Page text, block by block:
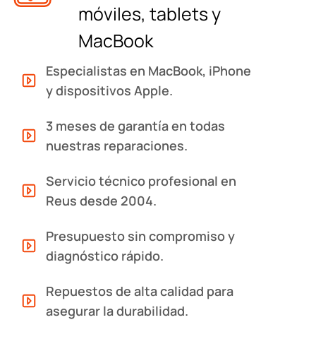
móviles, tablets y
MacBook
Especialistas en MacBook, iPhone
y dispositivos Apple.
3 meses de garantía en todas
nuestras reparaciones.
Servicio técnico profesional en
Reus desde 2004.
Presupuesto sin compromiso y
diagnóstico rápido.
Repuestos de alta calidad para
asegurar la durabilidad.